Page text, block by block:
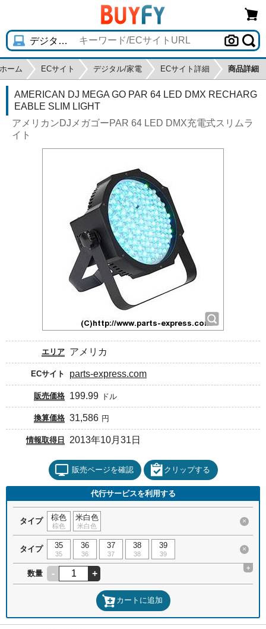
ホーム ECサイト デジタル/家電 ECサイト詳細 商品詳細
AMERICAN DJ MEGA GO PAR 64 LED DMX RECHARG
EABLE SLIM LIGHT
アメリカンDJメガゴーPAR 64 LED DMX充電式スリムラ
イト
エリア アメリカ
ECサイト parts-express.com
販売価格 199.99 ドル
換算価格 31,586 円
情報取得日 2013年10月31日
販売ページを確認 クリップする
代行サービスを利用する
タイプ 棕色
棕色
米白色
米白色
×
タイプ 35
35
36
36
37
37
38
38
39
39
×
数量 - +
+
カートに追加